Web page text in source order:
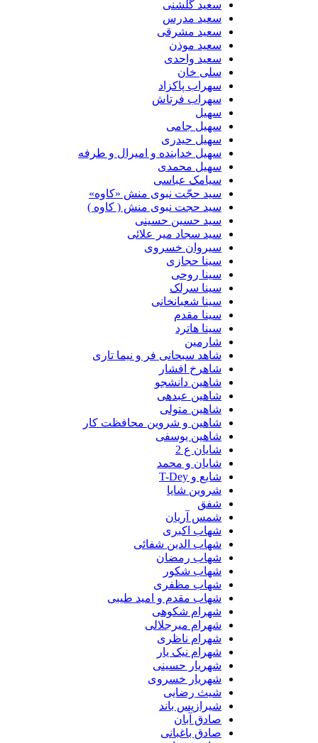
سعید گلشنی
سعید مدرس
سعید مشرقی
سعید موذن
سعید واحدی
سلی خان
سهراب پاکزاد
سهراب فرتاش
سهیل
سهیل جامی
سهیل حیدری
سهیل خدابنده و امیرال و طرفه
سهیل محمدی
سیامک عباسی
سید حجّت نبوی منش «کاوه»
سید حجت نبوی منش ( کاوه )
سید حسین حسینى
سید سجاد میر علائی
سیروان خسروی
سینا حجازی
سینا روحی
سینا سرلک
سینا شعبانخانی
سینا مقدم
سینا هاترد
شارمین
شاهد سبحانی فر و نیما تاری
شاهرخ افشار
شاهین دانشجو
شاهین عبدهی
شاهین متولی
شاهین و شروین محافظت کار
شاهین یوسفی
شایان ع 2
شایان و محمد
شایع و T-Dey
شروین شایا
شفق
شمس آریان
شهاب اکبری
شهاب الدین شفائی
شهاب رمضان
شهاب شکور
شهاب مظفری
شهاب مقدم و امید طیبی
شهرام شکوهی
شهرام میرجلالی
شهرام ناظری
شهرام نیک یار
شهریار حسینی
شهریار خسروی
شیث رضایی
شیرازیس باند
صادق آبان
صادق باغبانی